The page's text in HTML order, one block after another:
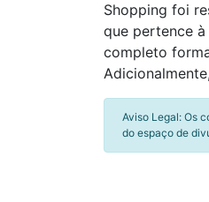
Shopping foi
que pertence
completo
Aviso Legal: Os
do espaço de